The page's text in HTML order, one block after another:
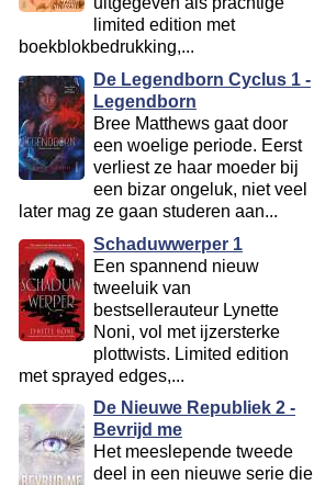
limited edition met
boekblokbedrukking,...
De Legendborn Cyclus 1 -
Legendborn
Bree Matthews gaat door
een woelige periode. Eerst
verliest ze haar moeder bij
een bizar ongeluk, niet veel
later mag ze gaan studeren aan...
Schaduwwerper 1
Een spannend nieuw
tweeluik van
bestsellerauteur Lynette
Noni, vol met ijzersterke
plottwists. Limited edition
met sprayed edges,...
De Nieuwe Republiek 2 -
Bevrijd me
Het meeslepende tweede
deel in een nieuwe serie die